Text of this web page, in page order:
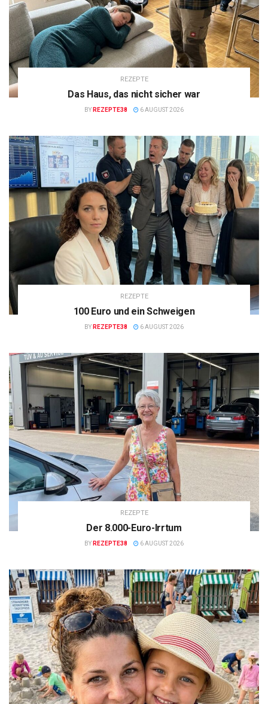
REZEPTE
Das Haus, das nicht sicher war
BY REZEPTE38 6 AUGUST 2026
REZEPTE
100 Euro und ein Schweigen
BY REZEPTE38 6 AUGUST 2026
REZEPTE
Der 8.000-Euro-Irrtum
BY REZEPTE38 6 AUGUST 2026